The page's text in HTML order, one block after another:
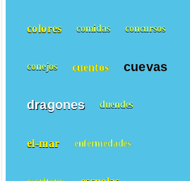
colores comidas concursos
conejos cuentos cuevas
dragones duendes
el-mar enfermedades